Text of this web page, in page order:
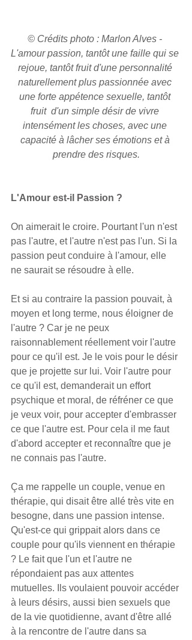
© Crédits photo : Marlon Alves -
L'amour passion, tantôt une faille qui se
rejoue, tantôt fruit d'une personnalité
naturellement plus passionnée avec
une forte appétence sexuelle, tantôt
fruit  d'un simple désir de vivre
intensément les choses, avec une
capacité à lâcher ses émotions et à
prendre des risques.
L'Amour est-il Passion ?
On aimerait le croire. Pourtant l'un n'est
pas l'autre, et l'autre n'est pas l'un. Si la
passion peut conduire à l'amour, elle
ne saurait se résoudre à elle.
Et si au contraire la passion pouvait, à
moyen et long terme, nous éloigner de
l'autre ? Car je ne peux
raisonnablement réellement voir l'autre
pour ce qu'il est. Je le vois pour le désir
que je projette sur lui. Voir l'autre pour
ce qu'il est, demanderait un effort
psychique et moral, de réfréner ce que
je veux voir, pour accepter d'embrasser
ce que l'autre est. Pour cela il me faut
d'abord accepter et reconnaître que je
ne connais pas l'autre.
Ça me rappelle un couple, venue en
thérapie, qui disait être allé très vite en
besogne, dans une passion intense.
Qu'est-ce qui grippait alors dans ce
couple pour qu'ils viennent en thérapie
? Le fait que l'un et l'autre ne
répondaient pas aux attentes
mutuelles. Ils voulaient pouvoir accéder
à leurs désirs, aussi bien sexuels que
de la vie quotidienne, avant d'être allé
à la rencontre de l'autre dans sa